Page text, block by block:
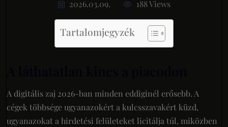
2026.03.09. 188 Views
Tartalomjegyzék
A digitális zaj 2026-ban minden eddiginél erősebb. A
cégek többsége ugyanazokért a kulcsszavakért küzd,
ugyanazokat a hirdetési felületeket licitálja túl, miközben